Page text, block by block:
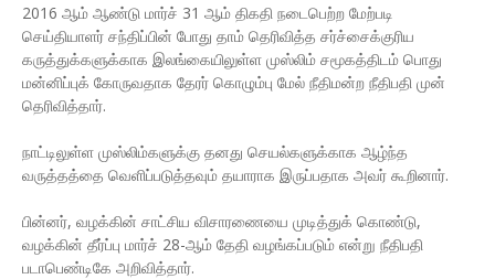
2016 ஆம் ஆண்டு மார்ச் 31 ஆம் திகதி நடைபெற்ற மேற்படி
செய்தியாளர் சந்திப்பின் போது தாம் தெரிவித்த சர்ச்சைக்குரிய
கருத்துக்களுக்காக இலங்கையிலுள்ள முஸ்லிம் சமூகத்திடம் பொது
மன்னிப்புக் கோருவதாக தேரர் கொழும்பு மேல் நீதிமன்ற நீதிபதி முன்
தெரிவித்தார்.
நாட்டிலுள்ள முஸ்லிம்களுக்கு தனது செயல்களுக்காக ஆழ்ந்த
வருத்தத்தை வெளிப்படுத்தவும் தயாராக இருப்பதாக அவர் கூறினார்.
பின்னர், வழக்கின் சாட்சிய விசாரணையை முடித்துக் கொண்டு,
வழக்கின் தீர்ப்பு மார்ச் 28-ஆம் தேதி வழங்கப்படும் என்று நீதிபதி
படாபெண்டிகே அறிவித்தார்.